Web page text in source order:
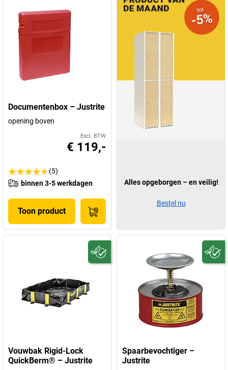
Documentenbox – Justrite
opening boven
Excl. BTW
€ 119,-
(5)
binnen 3-5 werkdagen
Toon product
Vouwbak Rigid-Lock
QuickBerm® – Justrite
Spaarbevochtiger –
Justrite
Alles opgeborgen – en veilig!
Bestel nu